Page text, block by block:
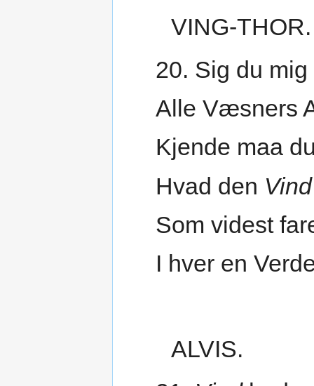
VING-THOR.
20. Sig du
Alle Væsners
Kjende maa
Hvad den Vind
Som videst
I hver en
ALVIS.